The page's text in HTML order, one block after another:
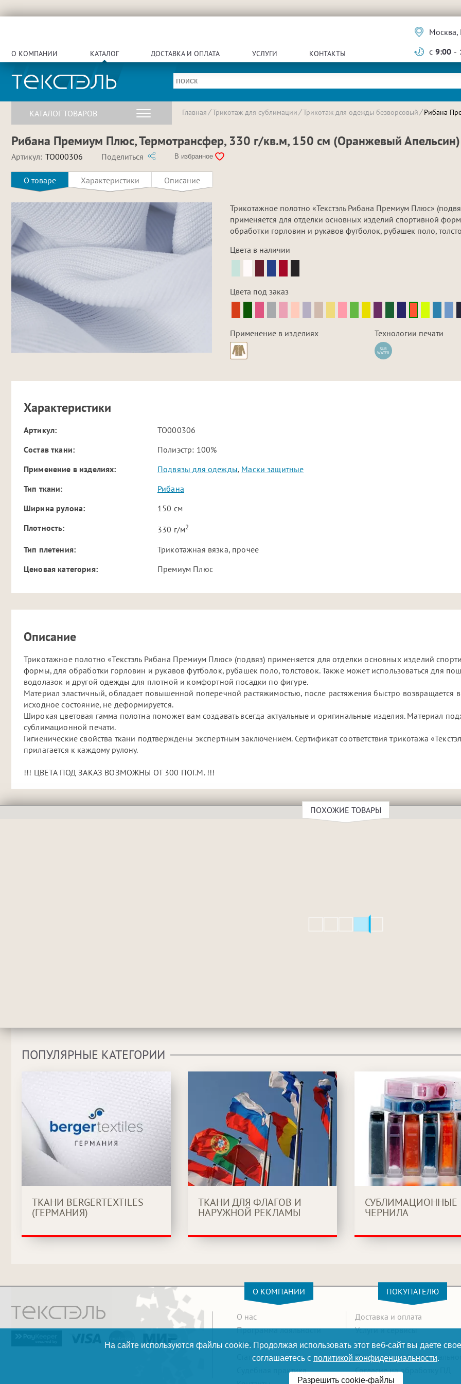
О КОМПАНИИ КАТАЛОГ ДОСТАВКА И ОПЛАТА УСЛУГИ КОНТАКТЫ
Москва,
с 9:00 -
КАТАЛОГ ТОВАРОВ Главная Трикотаж для сублимации Трикотаж для одежды безворсовый Рибана
Рибана Премиум Плюс, Термотрансфер, 330 г/кв.м, 150 см (Оранжевый Апельсин)
Артикул: TO000306 Поделиться В избранное
О товаре Характеристики Описание
Трикотажное полотно «Текстэль Рибана Премиум Плюс»
применяется для отделки основных изделий спортивной
обработки горловин и рукавов футболок, рубашек поло,
Цвета в наличии
Цвета под заказ
Применение в изделиях Технологии печати
SUB
WATER
Характеристики
Артикул:
TO000306
Cостав ткани:
Полиэстр: 100%
Применение в изделиях:
Подвязы для одежды, Маски защитные
Тип ткани:
Рибана
Ширина рулона:
150 см
Плотность:
330 г/м2
Тип плетения:
Трикотажная вязка, прочее
Ценовая категория:
Премиум Плюс
Описание
Трикотажное полотно «Текстэль Рибана Премиум Плюс» (подвяз) применяется для отделки основных изделий
формы, для обработки горловин и рукавов футболок, рубашек поло, толстовок. Также может использоваться для
водолазок и другой одежды для плотной и комфортной посадки по фигуре.
Материал эластичный, обладает повышенной поперечной растяжимостью, после растяжения быстро возвращается в
исходное состояние, не деформируется.
Широкая цветовая гамма полотна поможет вам создавать всегда актуальные и оригинальные изделия. Материал
сублимационной печати.
Гигиенические свойства ткани подтверждены экспертным заключением. Сертификат соответствия трикотажа
прилагается к каждому рулону.
!!! ЦВЕТА ПОД ЗАКАЗ ВОЗМОЖНЫ ОТ 300 ПОГ.М. !!!
ПОХОЖИЕ ТОВАРЫ
ПОПУЛЯРНЫЕ КАТЕГОРИИ
ТКАНИ BERGERTEXTILES
(ГЕРМАНИЯ)
ТКАНИ ДЛЯ ФЛАГОВ И
НАРУЖНОЙ РЕКЛАМЫ
СУБЛИМАЦИОННЫЕ
ЧЕРНИЛА
О КОМПАНИИ
О нас
Программа лояльности
Новости
Статьи
Судебная практика
ПОКУПАТЕЛЮ
Доставка и оплата
Услуги и сервисы
Как оформить заказ
Политика
Согласие на обработку ПД
На сайте используются файлы cookie. Продолжая использовать этот веб-сайт вы даете
соглашаетесь с политикой конфиденциальности.
Разрешить cookie-файлы